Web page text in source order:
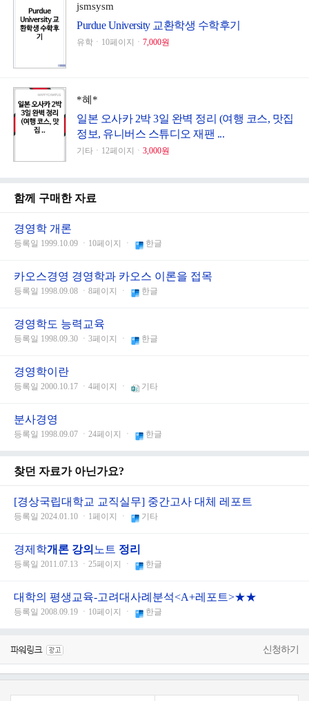
jsmsysm
Purdue University 교환학생 수학후기
유학ㆍ10페이지ㆍ 7,000원
*혜*
일본 오사카 2박 3일 완벽 정리 (여행 코스, 맛집
정보, 유니버스 스튜디오 재팬 ...
기타ㆍ12페이지ㆍ 3,000원
함께 구매한 자료
경영학 개론
등록일 1999.10.09 ㆍ10페이지 ㆍ 한글
카오스경영 경영학과 카오스 이론을 접목
등록일 1998.09.08 ㆍ8페이지 ㆍ 한글
경영학도 능력교육
등록일 1998.09.30 ㆍ3페이지 ㆍ 한글
경영학이란
등록일 2000.10.17 ㆍ4페이지 ㆍ 기타
분사경영
등록일 1998.09.07 ㆍ24페이지 ㆍ 한글
찾던 자료가 아닌가요?
[경상국립대학교 교직실무] 중간고사 대체 레포트
등록일 2024.01.10 ㆍ1페이지 ㆍ 기타
경제학개론 강의 노트 정리
등록일 2011.07.13 ㆍ25페이지 ㆍ 한글
대학의 평생교육-고려대사례분석<A+레포트>★★
등록일 2008.09.19 ㆍ10페이지 ㆍ 한글
신청하기